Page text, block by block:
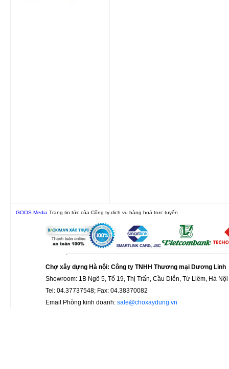
GOOS Media Trang tin tức của Công ty dịch vụ hàng hoá trực tuyến
Chợ xây dựng Hà nội: Công ty TNHH Thương mại Dương Linh
Showroom: 1B Ngõ 5, Tổ 19, Thị Trấn, Cầu Diễn, Từ Liêm, Hà Nội
Tel: 04.37737548; Fax: 04.38370082
Email Phòng kinh doanh: sale@choxaydung.vn